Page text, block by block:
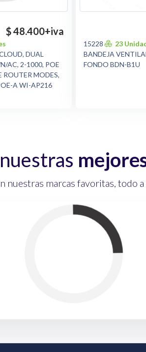
$ 48.400+iva
DUAL
AC, 2-1000, POE
ROUTER MODES,
A WI-AP216
15228
23
BANDEJA
FONDO BDN-B1U
nuestras marcas favoritas, todo